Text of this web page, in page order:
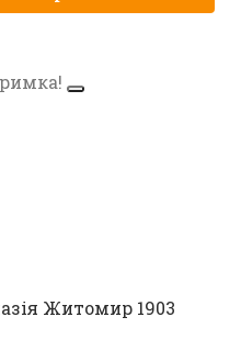
Житомир 1903